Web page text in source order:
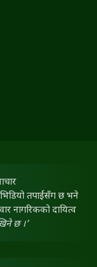
तपाईंसँग छ भने
नागरिकको दायित्व
छ ।’